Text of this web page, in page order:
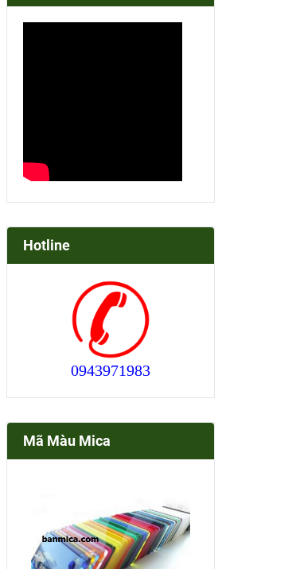
Hotline
0943971983
Mã Màu Mica